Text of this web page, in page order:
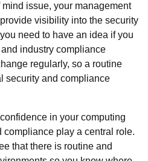
issue, your management
visibility into the security
need to have an idea if you
industry compliance
regularly, so a routine
security and compliance
in your computing
compliance play a central role.
that there is routine and